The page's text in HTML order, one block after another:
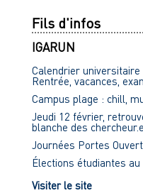
Fils d'infos
IGARUN
Calendrier universitaire
Rentrée, vacances,
Campus plage : chill,
Jeudi 12 février,
blanche des
Journées Portes
Élections étudiantes au
Visiter le site